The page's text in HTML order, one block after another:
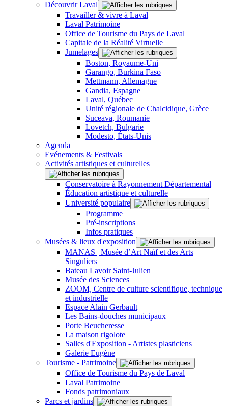
Découvrir Laval
Travailler & vivre à Laval
Laval Patrimoine
Office de Tourisme du Pays de Laval
Capitale de la Réalité Virtuelle
Jumelages
Boston, Royaume-Uni
Garango, Burkina Faso
Mettmann, Allemagne
Gandia, Espagne
Laval, Québec
Unité régionale de Chalcidique, Grèce
Suceava, Roumanie
Lovetch, Bulgarie
Modesto, États-Unis
Agenda
Evénements & Festivals
Activités artistiques et culturelles
Conservatoire à Rayonnement Départemental
Éducation artistique et culturelle
Université populaire
Programme
Pré-inscriptions
Infos pratiques
Musées & lieux d'exposition
MANAS | Musée d’Art Naïf et des Arts
Singuliers
Bateau Lavoir Saint-Julien
Musée des Sciences
ZOOM, Centre de culture scientifique, technique
et industrielle
Espace Alain Gerbault
Les Bains-douches municipaux
Porte Beucheresse
La maison rigolote
Salles d'Exposition - Artistes plasticiens
Galerie Eugène
Tourisme - Patrimoine
Office de Tourisme du Pays de Laval
Laval Patrimoine
Fonds patrimoniaux
Parcs et jardins